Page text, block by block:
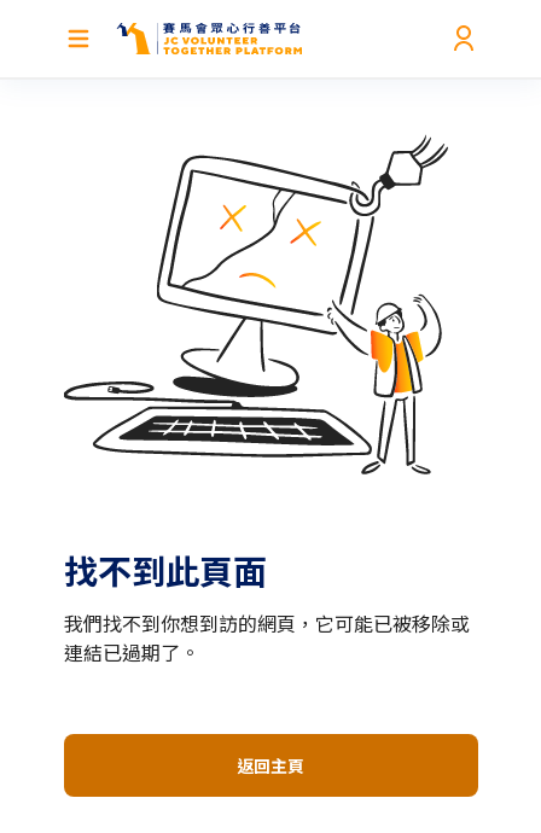
找不到此頁面
我們找不到你想到訪的網頁，它可能已被移除或
連結已過期了。
返回主頁